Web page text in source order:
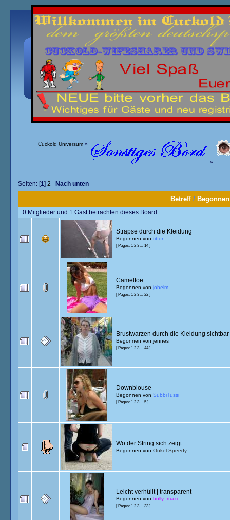
Übersicht Kalender Einloggen Registrieren
Cuckold Universum»
»
Seiten: [1]2 Nach unten
Betreff/
0 Mitglieder und 1 Gast betrachten dieses Board.
Strapse durch die Kleidung
Begonnen vontibor
[ Pages:1 2 3 ...14]
Cameltoe
Begonnen vonjohelm
[ Pages:1 2 3 ...22 ]
Brustwarzen durch die Kleidung sichtbar
Begonnen vonjennes
[ Pages:1 2 3 ...44]
Downblouse
Begonnen vonSubbiTussi
[ Pages:1 2 3 ...5 ]
Wo der String sich zeigt
Begonnen vonOnkel Speedy
Leicht verhüllt | transparent
Begonnen vonholly_maxi
[ Pages:1 2 3 ...33 ]